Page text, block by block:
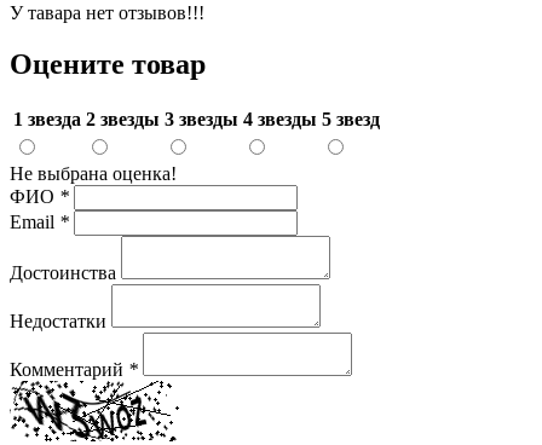
У тавара нет отзывов!!!
Оцените товар
1 звезда 2 звезды 3 звезды 4 звезды 5 звезд
Не выбрана оценка!
ФИО *
Email *
Достоинства
Недостатки
Комментарий *